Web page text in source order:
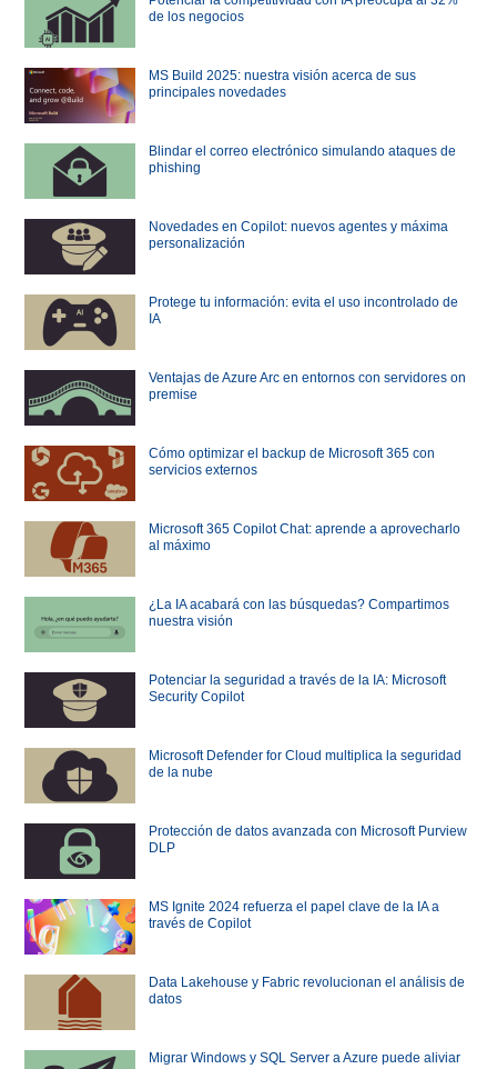
de los negocios
MS Build 2025: nuestra visión acerca de sus
principales novedades
Blindar el correo electrónico simulando ataques de
phishing
Novedades en Copilot: nuevos agentes y máxima
personalización
Protege tu información: evita el uso incontrolado de
IA
Ventajas de Azure Arc en entornos con servidores on
premise
Cómo optimizar el backup de Microsoft 365 con
servicios externos
Microsoft 365 Copilot Chat: aprende a aprovecharlo
al máximo
¿La IA acabará con las búsquedas? Compartimos
nuestra visión
Potenciar la seguridad a través de la IA: Microsoft
Security Copilot
Microsoft Defender for Cloud multiplica la seguridad
de la nube
Protección de datos avanzada con Microsoft Purview
DLP
MS Ignite 2024 refuerza el papel clave de la IA a
través de Copilot
Data Lakehouse y Fabric revolucionan el análisis de
datos
Migrar Windows y SQL Server a Azure puede aliviar